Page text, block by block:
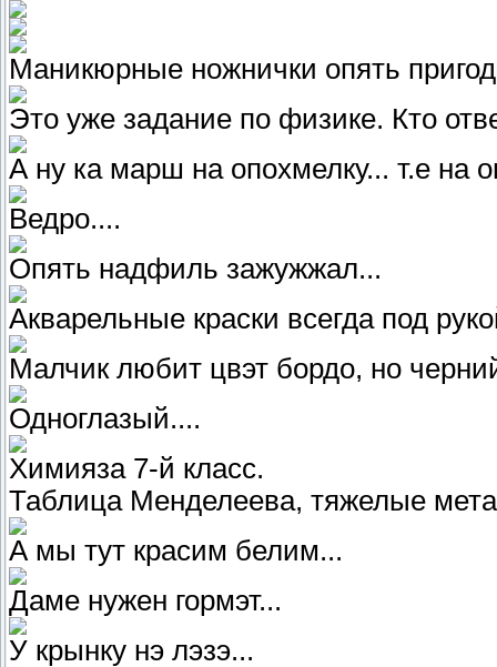
Маникюрные ножнички опять
Это уже задание по физике. Кто
А ну ка марш на опохмелку... т.е на
Ведро....
Опять надфиль зажужжал...
Акварельные краски всегда под
Малчик любит цвэт бордо, но
Одноглазый....
Химияза 7-й класс.
Таблица Менделеева, тяжелые
А мы тут красим белим...
Даме нужен гормэт...
У крынку нэ лэзэ...